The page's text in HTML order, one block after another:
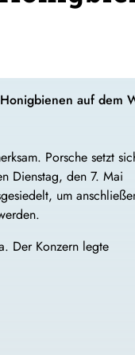
auf dem
Porsche setzt
Dienstag, den 7. Mai
um
Der Konzern legte